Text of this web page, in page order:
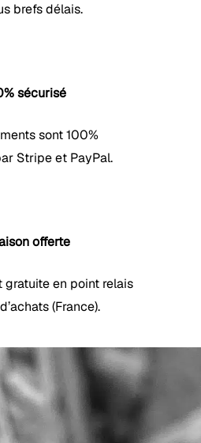
brefs délais.
sécurisé
sont 100%
Stripe et PayPal.
offerte
gratuite en point relais
(France).